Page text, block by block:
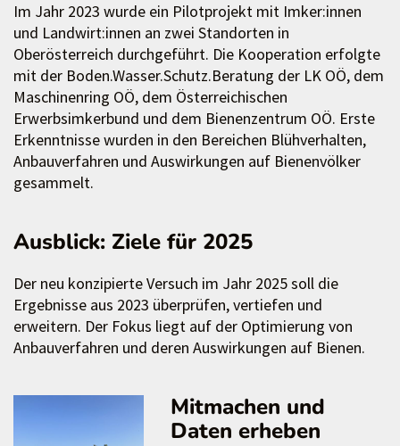
Im Jahr 2023 wurde ein Pilotprojekt mit Imker:innen
und Landwirt:innen an zwei Standorten in
Oberösterreich durchgeführt. Die Kooperation erfolgte
mit der Boden.Wasser.Schutz.Beratung der LK OÖ, dem
Maschinenring OÖ, dem Österreichischen
Erwerbsimkerbund und dem Bienenzentrum OÖ. Erste
Erkenntnisse wurden in den Bereichen Blühverhalten,
Anbauverfahren und Auswirkungen auf Bienenvölker
gesammelt.
Ausblick: Ziele für 2025
Der neu konzipierte Versuch im Jahr 2025 soll die
Ergebnisse aus 2023 überprüfen, vertiefen und
erweitern. Der Fokus liegt auf der Optimierung von
Anbauverfahren und deren Auswirkungen auf Bienen.
Mitmachen und
Daten erheben